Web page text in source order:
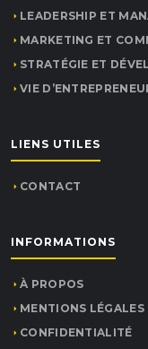
LEADERSHIP ET
MARKETING ET
STRATÉGIE ET
VIE
LIENS UTILES
CONTACT
INFORMATIONS
À PROPOS
MENTIONS LÉGALES
CONFIDENTIALITÉ